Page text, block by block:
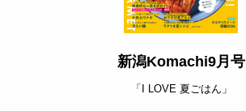
新潟Komachi9月号
「I LOVE 夏ごはん」